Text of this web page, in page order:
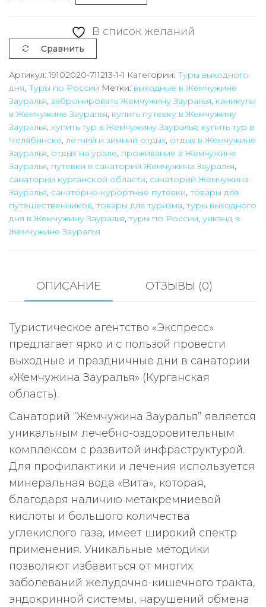
выходного
дня
в
санаторий
"Жемчужина
Зауралья"
(Курганская
область)
на
1
туриста
(с
подселением)
В список желаний
Сравнить
Артикул:19102020-711213-1-1 Категории: Туры выходного
дня, Туры по России Метки: выходные в Жемчужине
Зауралья, забронировать Жемчужину Зауралья, каникулы
в Жемчужине Зауралья, купить путевку в Жемчужину
Зауралья, купить тур в Жемчужину Зауралья, купить тур в
Челябинске, летний и зимний отдых, отдых в Жемчужине
Зауралья, отдых на урале, проживание в Жемчужине
Зауралья, путевки в санаторий Жемчужина Зауралья,
санатории курганской области, санаторий Жемчужина
Зауралья, санаторно-курортные путевки, товары для
путешественников, товары для туризма, туры выходного
дня в Жемчужину Зауралья, туры по России, уикэнд в
Жемчужине Зауралья
ОПИСАНИЕ ОТЗЫВЫ (0)
Туристическое агентство «Экспресс»
предлагает ярко и с пользой провести
выходные и праздничные дни в санатории
«Жемчужина Зауралья» (Курганская
область).
Санаторий “Жемчужина Зауралья” является
уникальным лечебно-оздоровительным
комплексом с развитой инфраструктурой.
Для профилактики и лечения используется
минеральная вода «Вита», которая,
благодаря наличию метакремниевой
кислоты и большого количества
углекислого газа, имеет широкий спектр
применения. Уникальные методики
позволяют избавиться от многих
заболеваний желудочно-кишечного тракта,
эндокринной системы, нарушений обмена